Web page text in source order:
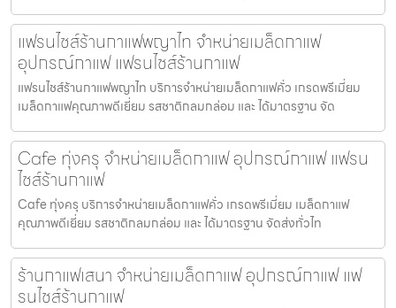
แฟรนไชส์ร้านกาแฟพญาไท จำหน่ายเมล็ดกาแฟ
อุปกรณ์กาแฟ แฟรนไชส์ร้านกาแฟ
แฟรนไชส์ร้านกาแฟพญาไท บริการจำหน่ายเมล็ดกาแฟคั่ว เกรดพรีเมี่ยม
เมล็ดกาแฟคุณภาพดีเยี่ยม รสชาติกลมกล่อม และ ได้มาตรฐาน จัด
Cafe ทุ่งครุ จำหน่ายเมล็ดกาแฟ อุปกรณ์กาแฟ แฟรน
ไชส์ร้านกาแฟ
Cafe ทุ่งครุ บริการจำหน่ายเมล็ดกาแฟคั่ว เกรดพรีเมี่ยม เมล็ดกาแฟ
คุณภาพดีเยี่ยม รสชาติกลมกล่อม และ ได้มาตรฐาน จัดส่งทั่วไท
ร้านกาแฟเสนา จำหน่ายเมล็ดกาแฟ อุปกรณ์กาแฟ แฟ
รนไชส์ร้านกาแฟ